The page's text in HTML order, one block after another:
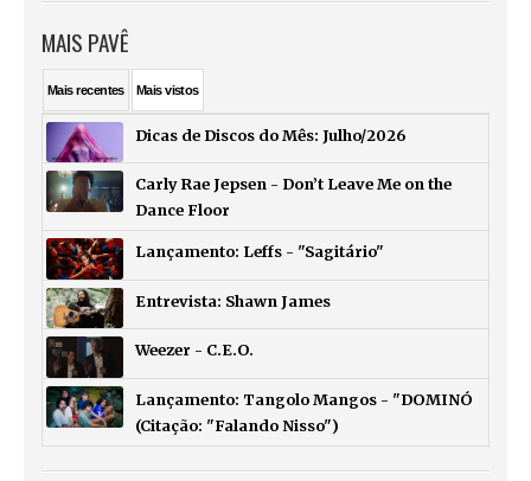
MAIS PAVÊ
Maisrecentes Maisvistos
Dicas de Discos do Mês: Julho/2026
Carly Rae Jepsen - Don’t Leave Me on the
Dance Floor
Lançamento: Leffs - "Sagitário"
Entrevista: Shawn James
Weezer - C.E.O.
Lançamento: Tangolo Mangos - "DOMINÓ
(Citação: "Falando Nisso")